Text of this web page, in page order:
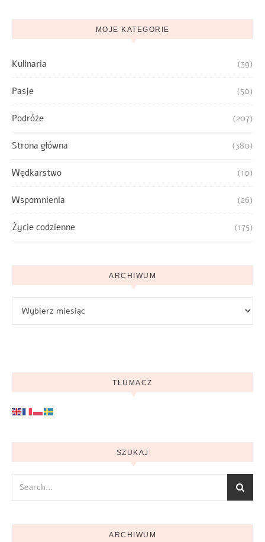
MOJE KATEGORIE
Kulinaria (39)
Pasje (50)
Podróże (207)
Strona główna (380)
Wędkarstwo (10)
Wspomnienia (26)
Życie codzienne (175)
ARCHIWUM
TŁUMACZ
SZUKAJ
ARCHIWUM